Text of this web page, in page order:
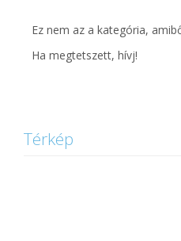
Ez nem az a kategória,
Ha megtetszett, hívj!
Térkép